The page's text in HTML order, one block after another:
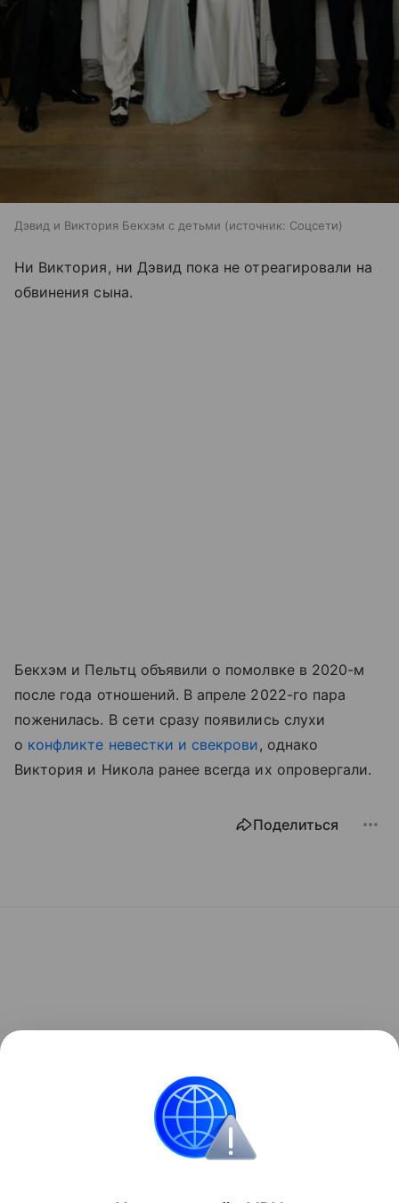
Дэвид и Виктория Бекхэм с детьми источник: Соцсети
Ни Виктория, ни Дэвид пока не отреагировали на
обвинения сына.
Бекхэм и Пельтц объявили о помолвке в 2020-м
после года отношений. В апреле 2022-го пара
поженилась. В сети сразу появились слухи
о конфликте невестки и свекрови, однако
Виктория и Никола ранее всегда их опровергали.
Поделиться